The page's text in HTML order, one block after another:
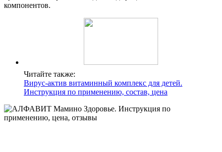
компонентов.
Читайте также:
Вирус-актив витаминный комплекс для детей.
Инструкция по применению, состав, цена